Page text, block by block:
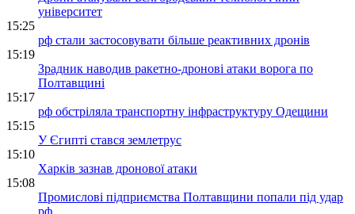
університет
15:25
рф стали застосовувати більше реактивних дронів
15:19
Зрадник наводив ракетно-дронові атаки ворога по
Полтавщині
15:17
рф обстріляла транспортну інфраструктуру Одещини
15:15
У Єгипті стався землетрус
15:10
Харків зазнав дронової атаки
15:08
Промислові підприємства Полтавщини попали під удар
рф